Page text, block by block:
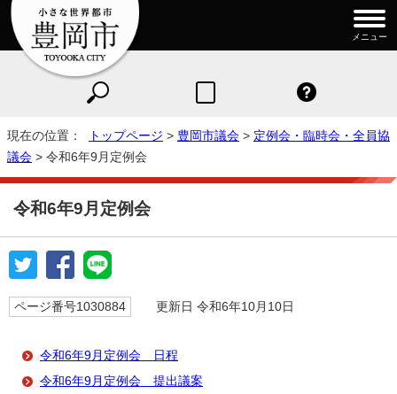
メニュー
現在の位置： トップページ > 豊岡市議会 > 定例会・臨時会・全員協
議会 > 令和6年9月定例会
令和6年9月定例会
ページ番号1030884 更新日 令和6年10月10日
令和6年9月定例会 日程
令和6年9月定例会 提出議案